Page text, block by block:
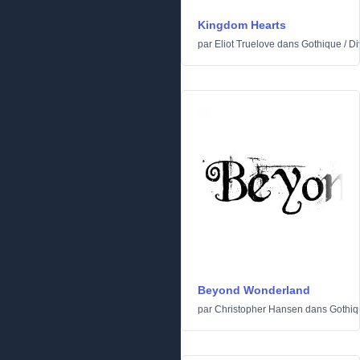
Kingdom Hearts
par Eliot Truelove dans Gothique /
Beyond Wonderland
par Christopher Hansen dans